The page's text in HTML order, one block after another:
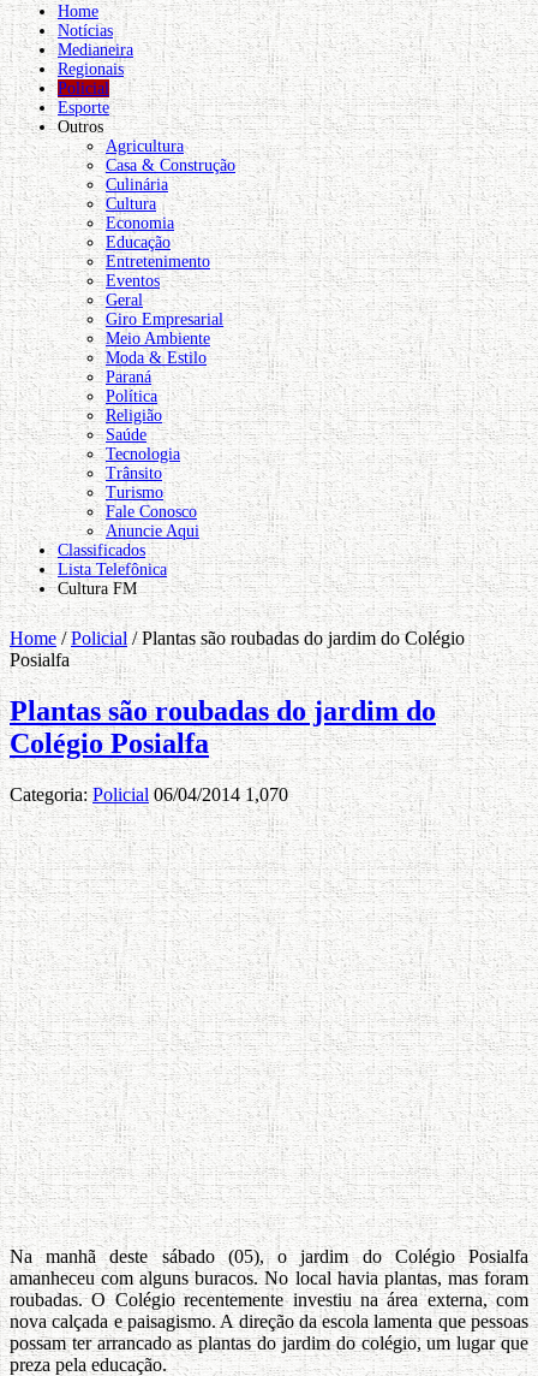
Home
Notícias
Medianeira
Regionais
Policial
Esporte
Outros
Agricultura
Casa & Construção
Culinária
Cultura
Economia
Educação
Entretenimento
Eventos
Geral
Giro Empresarial
Meio Ambiente
Moda & Estilo
Paraná
Política
Religião
Saúde
Tecnologia
Trânsito
Turismo
Fale Conosco
Anuncie Aqui
Classificados
Lista Telefônica
Cultura FM
Home/Policial /Plantas são roubadas do jardim do Colégio
Posialfa
Plantas são roubadas do jardim do
Colégio Posialfa
Categoria:Policial 06/04/2014 1,070
Na manhã deste sábado (05), o jardim do Colégio Posialfa
amanheceu com alguns buracos. No local havia plantas, mas foram
roubadas. O Colégio recentemente investiu na área externa, com
nova calçada e paisagismo. A direção da escola lamenta que pessoas
possam ter arrancado as plantas do jardim do colégio, um lugar que
preza pela educação.